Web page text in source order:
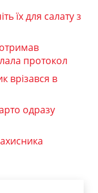
їх для салату з
протокол
врізався в
одразу